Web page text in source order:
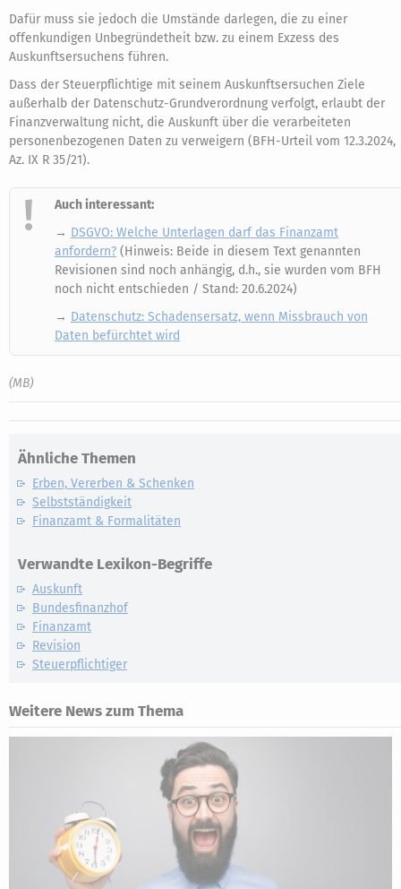
Dafür muss sie jedoch die Umstände darlegen, die zu einer
offenkundigen Unbegründetheit bzw. zu einem Exzess des
Auskunftsersuchens führen.
Dass der Steuerpflichtige mit seinem Auskunftsersuchen Ziele
außerhalb der Datenschutz-Grundverordnung verfolgt, erlaubt der
Finanzverwaltung nicht, die Auskunft über die verarbeiteten
personenbezogenen Daten zu verweigern (BFH-Urteil vom 12.3.2024,
Az. IX R 35/21).
Auch interessant:
→ DSGVO: Welche Unterlagen darf das Finanzamt
anfordern? (Hinweis: Beide in diesem Text genannten
Revisionen sind noch anhängig, d.h., sie wurden vom BFH
noch nicht entschieden / Stand: 20.6.2024)
→ Datenschutz: Schadensersatz, wenn Missbrauch von
Daten befürchtet wird
(MB)
Ähnliche Themen
Erben, Vererben & Schenken
Selbstständigkeit
Finanzamt & Formalitäten
Verwandte Lexikon-Begriffe
Auskunft
Bundesfinanzhof
Finanzamt
Revision
Steuerpflichtiger
Weitere News zum Thema